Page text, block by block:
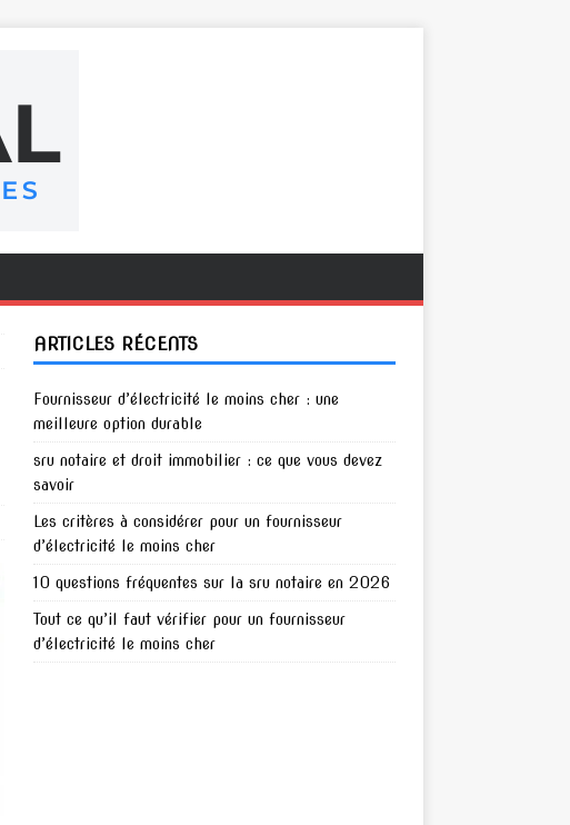
ARTICLES RÉCENTS
Fournisseur d’électricité le moins cher : une
meilleure option durable
sru notaire et droit immobilier : ce que vous devez
savoir
Les critères à considérer pour un fournisseur
d’électricité le moins cher
10 questions fréquentes sur la sru notaire en 2026
Tout ce qu’il faut vérifier pour un fournisseur
d’électricité le moins cher